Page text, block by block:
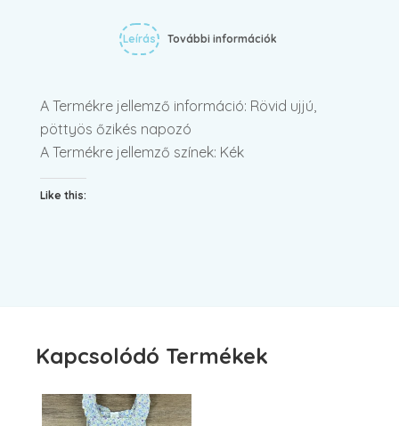
Leírás További információk
A Termékre jellemző információ: Rövid ujjú,
pöttyös őzikés napozó
A Termékre jellemző színek: Kék
Like this:
Kapcsolódó Termékek